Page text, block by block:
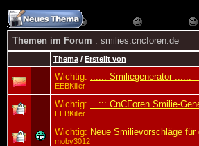
Themen im Forum : smilies.cncforen.de
Thema / Erstellt von
Wichtig: ...::: Smiliegenerator :::...
EEBKiller
Wichtig: ...::: CnCForen Smilie-
EEBKiller
Wichtig: Neue Smilievorschläge
moby3012